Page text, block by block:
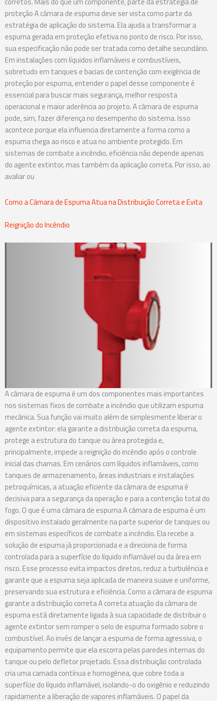
proteção A câmara de espuma deve ser vista como parte da
estratégia de aplicação do sistema. Ela ajuda a transformar a
espuma gerada em proteção efetiva no ponto de risco. Por isso,
sua especificação não pode ser tratada como detalhe secundário.
Em instalações com líquidos inflamáveis e combustíveis,
sobretudo em tanques e bacias de contenção com exigência de
proteção por espuma, entender o papel desse componente é
essencial para buscar mais segurança, melhor resposta
operacional e maior aderência ao projeto. A câmara de espuma
pode, sim, fazer diferença no desempenho do sistema. Isso
acontece porque ela influencia diretamente a forma como a
espuma chega ao risco e atua no ambiente protegido. Em
sistemas de combate a incêndio, eficiência não depende apenas
do agente extintor, mas também da aplicação correta. Por isso, ao
avaliar ou
Como a Câmara de Espuma Atua na Distribuição Correta e Evita
Reignição do Incêndio
A câmara de espuma é um dos componentes mais importantes
nos sistemas fixos de combate a incêndio que utilizam espuma
mecânica. Sua função vai muito além de simplesmente liberar o
agente extintor: ela garante a distribuição correta da espuma,
protege a estrutura do tanque ou área protegida e,
principalmente, impede a reignição do incêndio após o controle
inicial das chamas. Em cenários com líquidos inflamáveis, como
tanques de armazenamento, áreas industriais e instalações
petroquímicas, a atuação eficiente da câmara de espuma é
decisiva para a segurança da operação e para a contenção total do
fogo. O que é uma câmara de espuma A câmara de espuma é um
dispositivo instalado geralmente na parte superior de tanques ou
em sistemas específicos de combate a incêndio. Ela recebe a
solução de espuma já proporcionada e a direciona de forma
controlada para a superfície do líquido inflamável ou da área em
risco. Esse processo evita impactos diretos, reduz a turbulência e
garante que a espuma seja aplicada de maneira suave e uniforme,
preservando sua estrutura e eficiência. Como a câmara de espuma
garante a distribuição correta A correta atuação da câmara de
espuma está diretamente ligada à sua capacidade de distribuir o
agente extintor sem romper o selo de espuma formado sobre o
combustível. Ao invés de lançar a espuma de forma agressiva, o
equipamento permite que ela escorra pelas paredes internas do
tanque ou pelo defletor projetado. Essa distribuição controlada
cria uma camada contínua e homogênea, que cobre toda a
superfície do líquido inflamável, isolando-o do oxigênio e reduzindo
rapidamente a liberação de vapores inflamáveis. O papel da